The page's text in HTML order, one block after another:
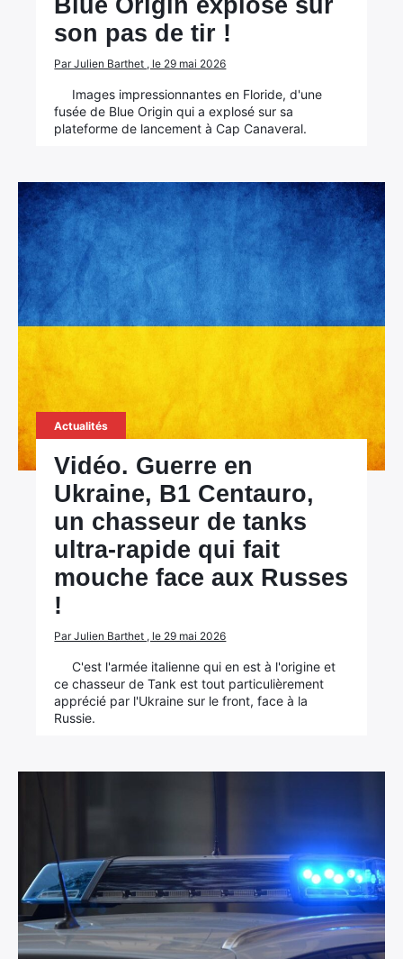
Blue Origin explose sur
son pas de tir !
Par Julien Barthet , le 29 mai 2026
Images impressionnantes en Floride, d'une
fusée de Blue Origin qui a explosé sur sa
plateforme de lancement à Cap Canaveral.
Actualités
Vidéo. Guerre en
Ukraine, B1 Centauro,
un chasseur de tanks
ultra-rapide qui fait
mouche face aux Russes
!
Par Julien Barthet , le 29 mai 2026
C'est l'armée italienne qui en est à l'origine et
ce chasseur de Tank est tout particulièrement
apprécié par l'Ukraine sur le front, face à la
Russie.